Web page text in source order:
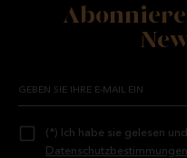
(*) Ich habe sie gelesen
Datenschutzbestimmungen